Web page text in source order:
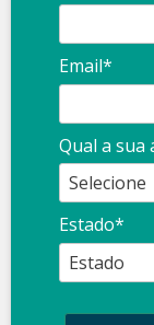
Email*
Qual a sua
Estado*